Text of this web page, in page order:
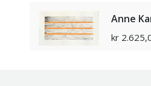
Anne
kr